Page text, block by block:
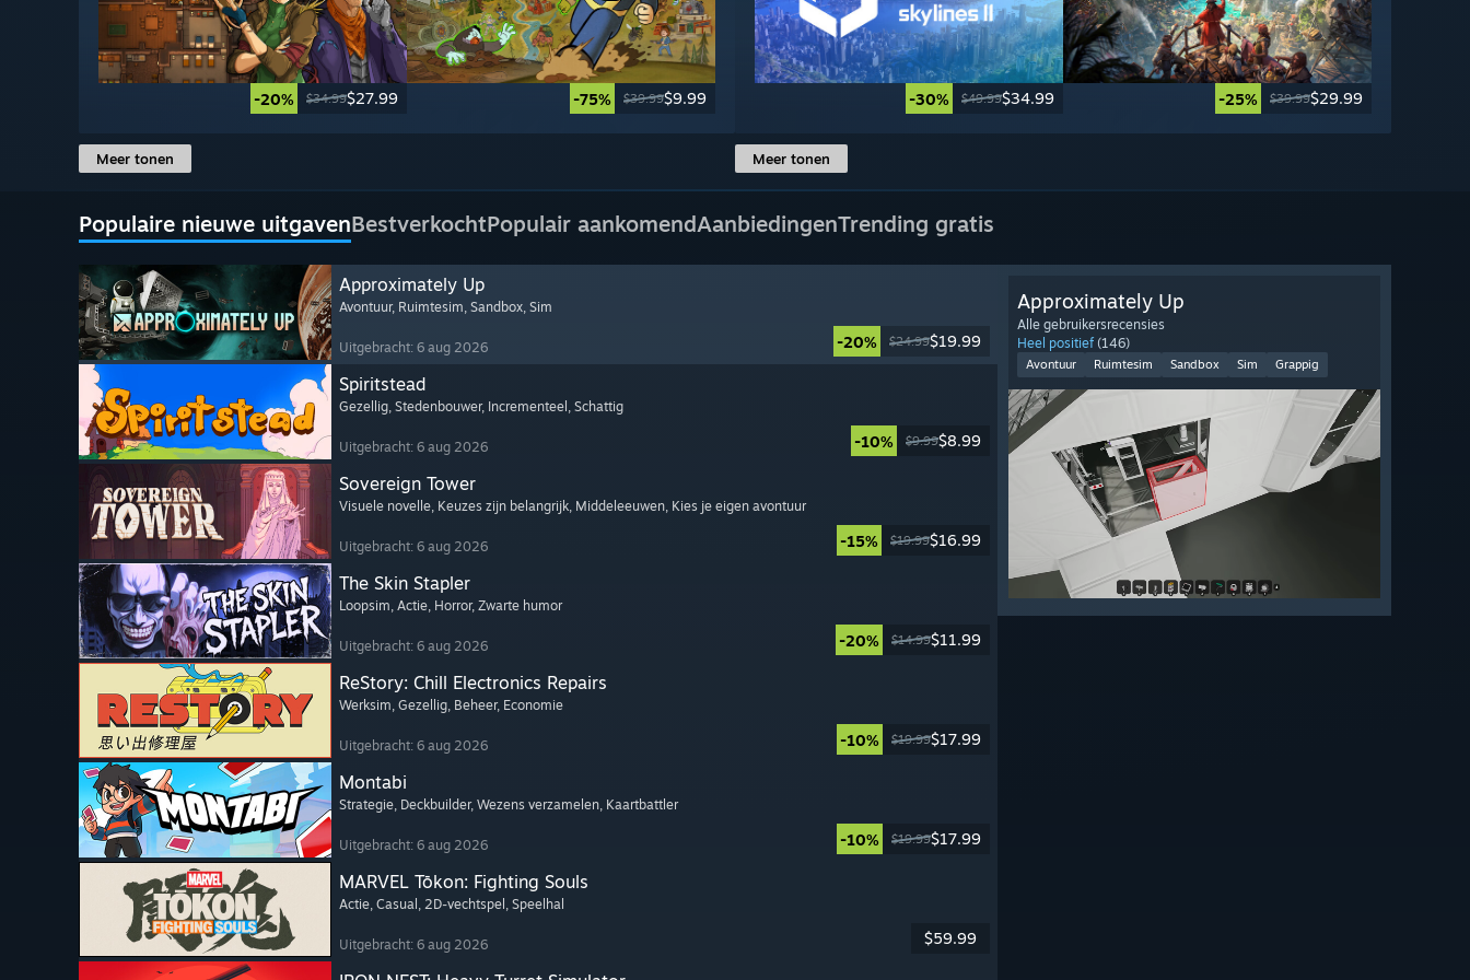
-20% $34.99$27.99 -75% $39.99$9.99
Meer tonen
-30% $49.99$34.99 -25% $39.99$29.99
Meer tonen
Populaire nieuwe uitgavenBestverkochtPopulair aankomendAanbiedingenTrending gratis
Approximately Up
Avontuur, Ruimtesim, Sandbox, Sim
Uitgebracht: 6 aug 2026 -20% $24.99$19.99
Spiritstead
Gezellig, Stedenbouwer, Incrementeel , Schattig
Uitgebracht: 6 aug 2026 -10% $9.99$8.99
Sovereign Tower
Visuele novelle, Keuzes zijn belangrijk, Middeleeuwen, Kies je eigen avontuur
Uitgebracht: 6 aug 2026 -15% $19.99$16.99
The Skin Stapler
Loopsim, Actie, Horror, Zwarte humor
Uitgebracht: 6 aug 2026 -20% $14.99$11.99
ReStory: Chill Electronics Repairs
Werksim, Gezellig, Beheer, Economie
Uitgebracht: 6 aug 2026 -10% $19.99$17.99
Montabi
Strategie, Deckbuilder, Wezens verzamelen, Kaartbattler
Uitgebracht: 6 aug 2026 -10% $19.99$17.99
MARVEL Tōkon: Fighting Souls
Actie, Casual , 2D-vechtspel , Speelhal
Uitgebracht: 6 aug 2026 $59.99
Approximately Up
Alle gebruikersrecensies
Heel positief (146)
Avontuur Ruimtesim Sandbox Sim Grappig